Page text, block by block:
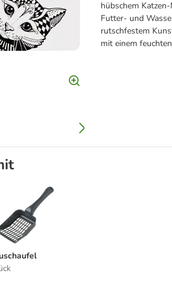
hübschem
Futter- und
rutschfestem
mit einem